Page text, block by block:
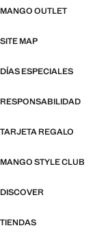
MANGO OUTLET
SITE MAP
DÍAS ESPECIALES
RESPONSABILIDAD
TARJETA REGALO
MANGO STYLE CLUB
DISCOVER
TIENDAS